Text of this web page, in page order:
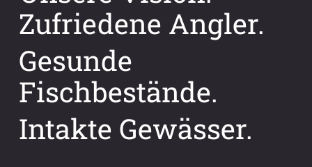
Zufriedene Angler.
Gesunde
Fischbestände.
Intakte Gewässer.